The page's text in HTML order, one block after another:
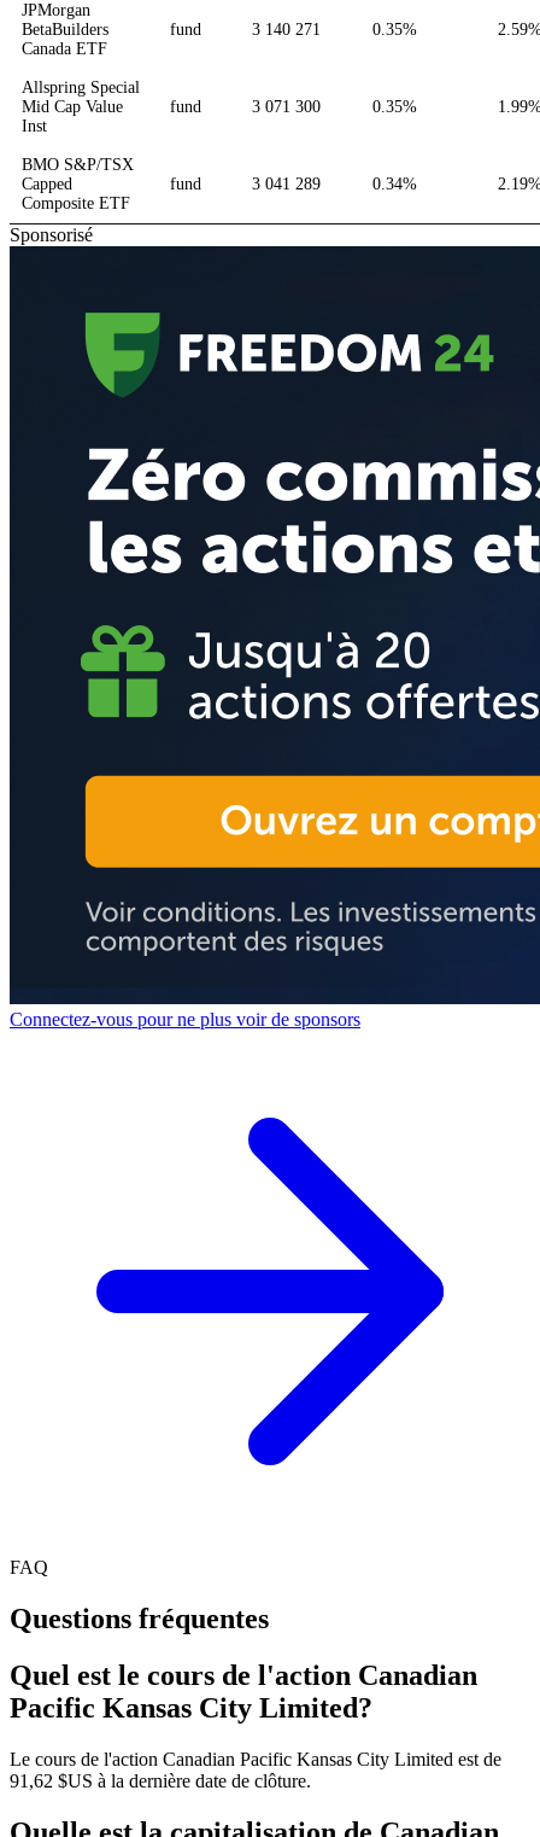
JPMorgan
BetaBuilders
Canada ETF
fund 3 140 271 0.35%
Allspring Special
Mid Cap Value
Inst
fund 3 071 300 0.35%
BMO S&P/TSX
Capped
Composite ETF
fund 3 041 289 0.34%
Sponsorisé
Connectez-vous pour ne plus voir de sponsors
FAQ
Questions fréquentes
Quel est le cours de l'action Canadian
Pacific Kansas City Limited?
Le cours de l'action Canadian Pacific Kansas City Limited est de
91,62 $US à la dernière date de clôture.